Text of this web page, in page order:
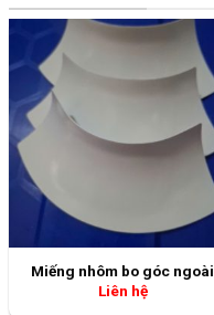
Miếng nhôm bo góc ngoài
Liên hệ